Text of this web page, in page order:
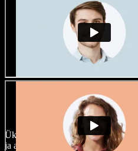
Lai valik
Ükski projekt ei pea kõlama
ja aktsentide hulgast ning kohanda